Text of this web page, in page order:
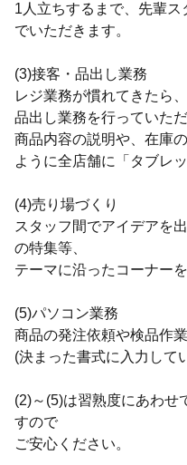
1人立ちするまで、先輩
でいただきます。
(3)接客・品出し業務
レジ業務が慣れてきたら
品出し業務を行っていただ
商品内容の説明や、在庫
ように全店舗に「タブレ
(4)売り場づくり
スタッフ間でアイデアを
の特集等、
テーマに沿ったコーナー
(5)パソコン業務
商品の発注依頼や検品作
(決まった書式に入力して
(2)～(5)は習熟度にあわせ
すので
ご安心ください。